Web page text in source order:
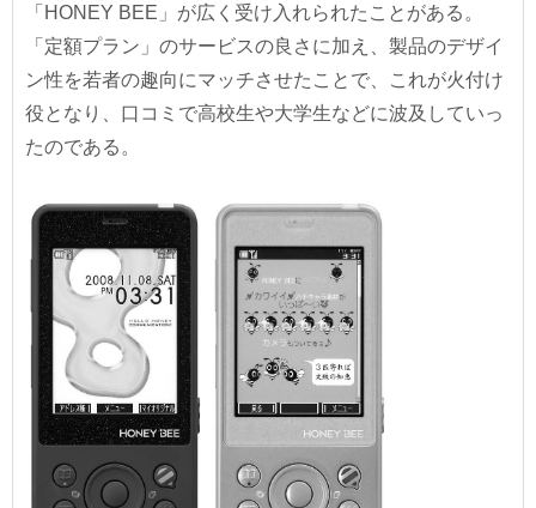
「HONEY BEE」が広く受け入れられたことがある。
「定額プラン」のサービスの良さに加え、製品のデザイ
ン性を若者の趣向にマッチさせたことで、これが火付け
役となり、口コミで高校生や大学生などに波及していっ
たのである。